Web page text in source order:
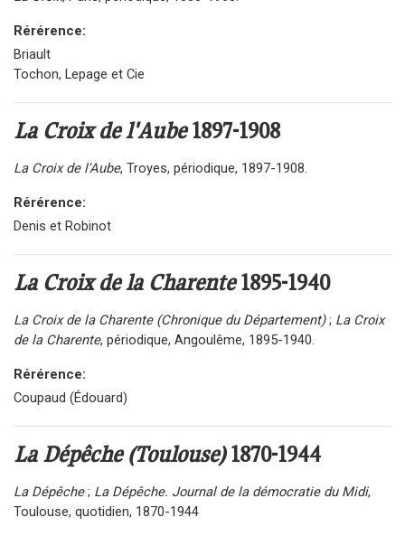
Rérérence:
Briault
Tochon, Lepage et Cie
La Croix de l'Aube1897-1908
La Croix de l'Aube, Troyes, périodique, 1897-1908.
Rérérence:
Denis et Robinot
La Croix de la Charente1895-1940
La Croix de la Charente (Chronique du Département); La Croix
de la Charente, périodique, Angoulême, 1895-1940.
Rérérence:
Coupaud (Édouard)
La Dépêche (Toulouse)1870-1944
La Dépêche; La Dépêche. Journal de la démocratie du Midi,
Toulouse, quotidien, 1870-1944